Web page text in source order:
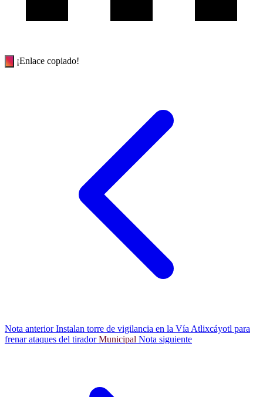
¡Enlace copiado!
Nota anteriorInstalan torre de vigilancia en la Vía Atlixcáyotl para
frenar ataques del tiradorMunicipal Nota siguiente